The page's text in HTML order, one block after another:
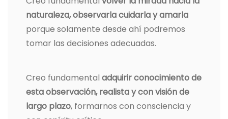
naturaleza, observarla cuidarla y amarla
porque solamente desde ahí podremos
tomar las decisiones adecuadas.
Creo fundamental adquirir conocimiento de
esta observación, realista y con visión de
largo plazo, formarnos con consciencia y